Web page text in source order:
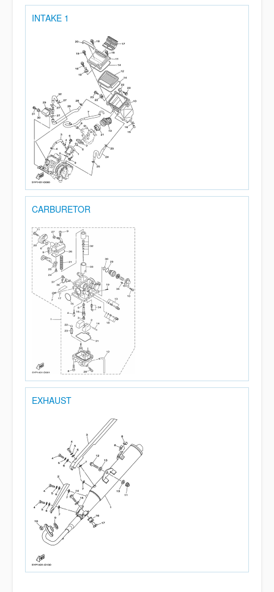
INTAKE 1
CARBURETOR
EXHAUST